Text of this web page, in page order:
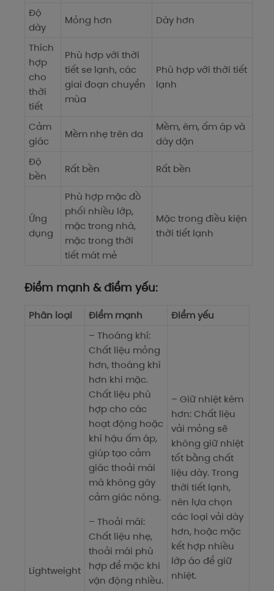
Độ
dày
Mỏng hơn Dày hơn
Thích
hợp
cho
thời
tiết
Phù hợp với thời
tiết se lạnh, các
giai đoạn chuyển
mùa
Phù hợp với thời tiết
lạnh
Cảm
giác
Mềm nhẹ trên da
Mềm, êm, ấm áp và
dày dặn
Độ
bền
Rất bền Rất bền
Ứng
dụng
Phù hợp mặc đồ
phối nhiều lớp,
mặc trong nhà,
mặc trong thời
tiết mát mẻ
Mặc trong điều kiện
thời tiết lạnh
Điểm mạnh & điểm yếu:
Phân loại Điểm mạnh Điểm yếu
Lightweight
– Thoáng khí:
Chất liệu mỏng
hơn, thoáng khí
hơn khi mặc.
Chất liệu phù
hợp cho các
hoạt động hoặc
khí hậu ấm áp,
giúp tạo cảm
giác thoải mái
mà không gây
cảm giác nóng.
– Thoải mái:
Chất liệu nhẹ,
thoải mái phù
hợp để mặc khi
vận động nhiều.
– Giữ nhiệt kém
hơn: Chất liệu
vải mỏng sẽ
không giữ nhiệt
tốt bằng chất
liệu dày. Trong
thời tiết lạnh,
nên lựa chọn
các loại vải dày
hơn, hoặc mặc
kết hợp nhiều
lớp áo để giữ
nhiệt.